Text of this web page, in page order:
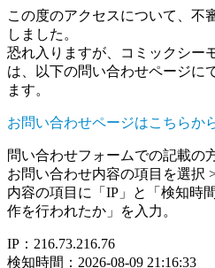
この度のアクセスについて、不
しました。
恐れ入りますが、コミックシー
は、以下の問い合わせページに
ます。
お問い合わせページはこちらか
問い合わせフォームでの記載の
お問い合わせ内容の項目を選択
内容の項目に「IP」と「検知時
作を行われたか」を入力。
IP：216.73.216.76
検知時間：2026-08-09 21:16:33